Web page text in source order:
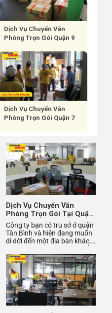
Dịch Vụ Chuyển Văn
Phòng Trọn Gói Quận 9
Dịch Vụ Chuyển Văn
Phòng Trọn Gói Quận 7
Dịch Vụ Chuyển Văn
Phòng Trọn Gói Tại Quận
Tân Bình
Công ty bạn có trụ sở ở quận
Tân Bình và hiện đang muốn
di dời đến một địa bàn khác,
đề lớn bạn gặp phải